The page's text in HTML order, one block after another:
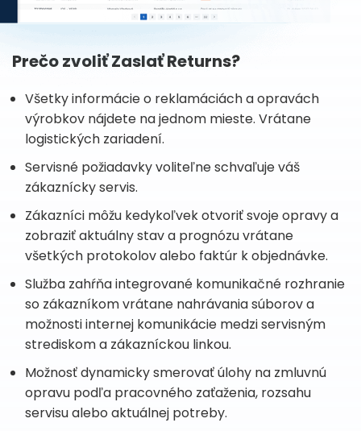
Prečo zvoliť Zaslať Returns?
Všetky informácie o reklamáciách a opravách
výrobkov nájdete na jednom mieste. Vrátane
logistických zariadení.
Servisné požiadavky voliteľne schvaľuje váš
zákaznícky servis.
Zákazníci môžu kedykoľvek otvoriť svoje opravy a
zobraziť aktuálny stav a prognózu vrátane
všetkých protokolov alebo faktúr k objednávke.
Služba zahŕňa integrované komunikačné rozhranie
so zákazníkom vrátane nahrávania súborov a
možnosti internej komunikácie medzi servisným
strediskom a zákazníckou linkou.
Možnosť dynamicky smerovať úlohy na zmluvnú
opravu podľa pracovného zaťaženia, rozsahu
servisu alebo aktuálnej potreby.